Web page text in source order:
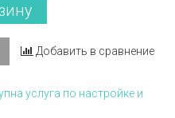
Добавить в сравнение
услуга по настройке и